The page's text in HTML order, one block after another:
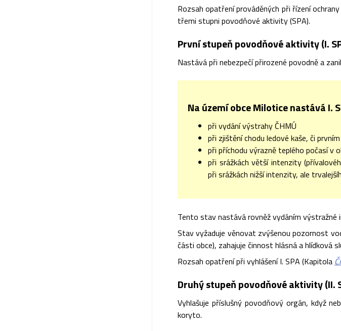
Rozsah opatření prováděných při řízení
třemi stupni povodňové aktivity (SPA).
První stupeň povodňové aktivity (I.
Nastává při nebezpečí přirozené povodně a
Na území obce Milotice nastává I.
při vydání výstrahy ČHMÚ
při zjištění chodu ledové kaše, či
při příchodu výrazně teplého počasí v
při srážkách větší intenzity
při srážkách nižší intenzity, ale
Tento stav nastává rovněž vydáním výstražné
Stav vyžaduje věnovat zvýšenou pozornost
části obce), zahajuje činnost hlásná a hlídková
Rozsah opatření při vyhlášení I. SPA (Kapitola
Druhý stupeň povodňové aktivity (II.
Vyhlašuje příslušný povodňový orgán, když
koryto.